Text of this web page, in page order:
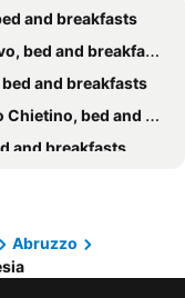
and breakfasts
bed and breakfasts
and breakfasts
bed and breakfasts
and breakfasts
Teatino, bed and breakfasts
and breakfasts
bed and breakfasts
Abruzzo